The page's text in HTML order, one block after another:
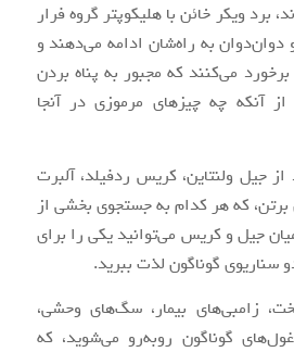
برد ویکر خائن با هلیکوپتر گروه فرار
به راه‌شان ادامه می‌دهند و
می‌کنند که مجبور به پناه بردن
از آنکه چه چیزهای مرموزی در آنجا
از جیل ولنتاین، کریس ردفیلد، آلبرت
برتن، که هر کدام به جستجوی بخشی از
جیل و کریس می‌توانید یکی را برای
سناریوی گوناگون لذت ببرید.
زامبی‌های بیمار، سگ‌های وحشی،
گوناگون روبه‌رو می‌شوید، که